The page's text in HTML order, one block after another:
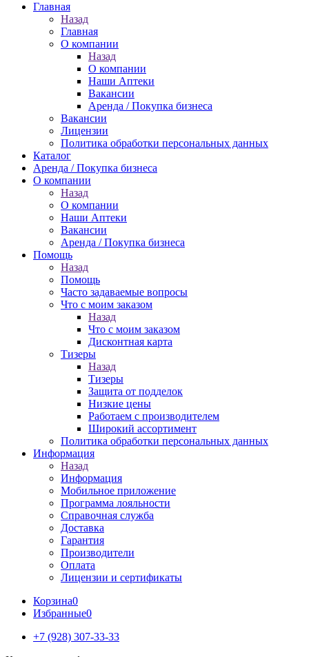
Главная
Назад
Главная
О компании
Назад
О компании
Наши Аптеки
Вакансии
Аренда / Покупка бизнеса
Вакансии
Лицензии
Политика обработки персональных данных
Каталог
Аренда / Покупка бизнеса
О компании
Назад
О компании
Наши Аптеки
Вакансии
Аренда / Покупка бизнеса
Помощь
Назад
Помощь
Часто задаваемые вопросы
Что с моим заказом
Назад
Что с моим заказом
Дисконтная карта
Тизеры
Назад
Тизеры
Защита от подделок
Низкие цены
Работаем с производителем
Широкий ассортимент
Политика обработки персональных данных
Информация
Назад
Информация
Мобильное приложение
Программа лояльности
Справочная служба
Доставка
Гарантия
Производители
Оплата
Лицензии и сертификаты
Корзина0
Избранные0
+7 (928) 307-33-33